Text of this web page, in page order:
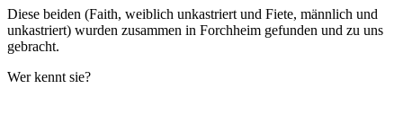
Diese beiden (Faith, weiblich unkastriert und Fiete, männlich und
unkastriert) wurden zusammen in Forchheim gefunden und zu uns
gebracht.
Wer kennt sie?